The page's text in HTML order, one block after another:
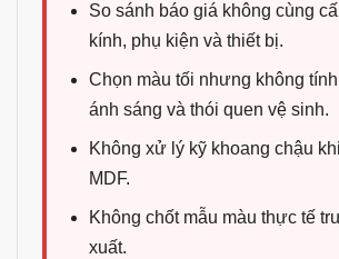
So sánh báo giá không cùng
kính, phụ kiện và thiết bị.
Chọn màu tối nhưng không
ánh sáng và thói quen vệ sinh.
Không xử lý kỹ khoang chậu
MDF.
Không chốt mẫu màu thực tế
xuất.